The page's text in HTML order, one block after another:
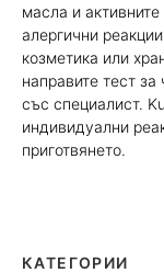
масла и
алергични
козметика или
направите тест за
със специалист.
индивидуални
приготвянето.
КАТЕГОРИИ